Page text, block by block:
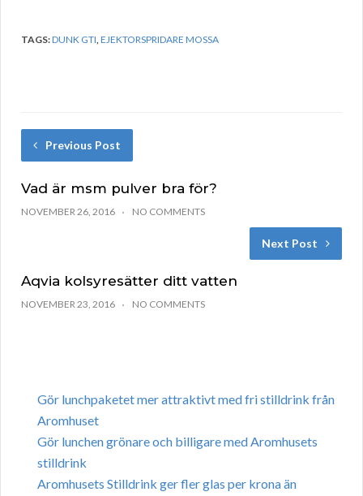
TAGS:DUNK GTI,EJEKTORSPRIDARE MOSSA
Previous Post
Vad är msm pulver bra för?
NOVEMBER 26, 2016 NO COMMENTS
Next Post
Aqvia kolsyresätter ditt vatten
NOVEMBER 23, 2016 NO COMMENTS
Gör lunchpaketet mer attraktivt med fri stilldrink från
Aromhuset
Gör lunchen grönare och billigare med Aromhusets
stilldrink
Aromhusets Stilldrink ger fler glas per krona än